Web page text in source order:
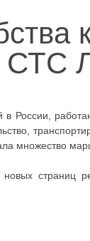
России,
множество
страниц